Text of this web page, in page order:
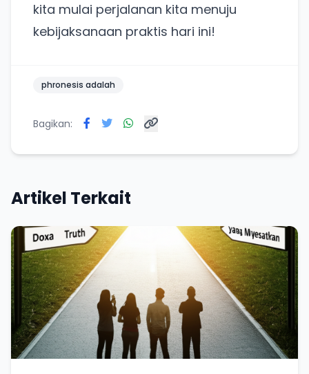
kita mulai perjalanan kita menuju
kebijaksanaan praktis hari ini!
phronesis adalah
Bagikan:
Artikel Terkait